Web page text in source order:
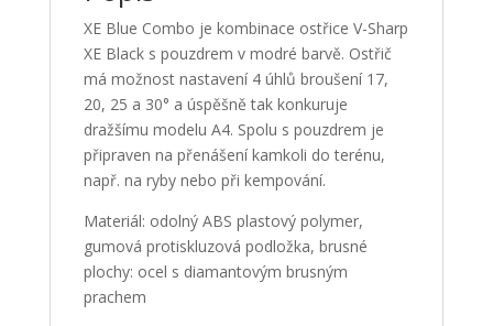
XE Blue Combo je kombinace ostřice V-Sharp
XE Black s pouzdrem v modré barvě. Ostřič
má možnost nastavení 4 úhlů broušení 17,
20, 25 a 30° a úspěšně tak konkuruje
dražšímu modelu A4. Spolu s pouzdrem je
připraven na přenášení kamkoli do terénu,
např. na ryby nebo při kempování.
Materiál: odolný ABS plastový polymer,
gumová protiskluzová podložka, brusné
plochy: ocel s diamantovým brusným
prachem